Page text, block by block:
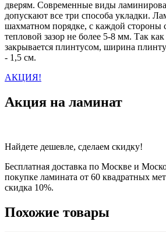
дверям. Современные виды
допускают все три способа укладки.
шахматном порядке, с каждой стороны
тепловой зазор не более 5-8 мм. Так как
закрывается плинтусом, ширина
- 1,5 см.
АКЦИЯ!
Акция на ламинат
Найдете дешевле, сделаем скидку!
Бесплатная доставка по Москве и
покупке ламината от 60 квадратных
скидка 10%.
Похожие товары